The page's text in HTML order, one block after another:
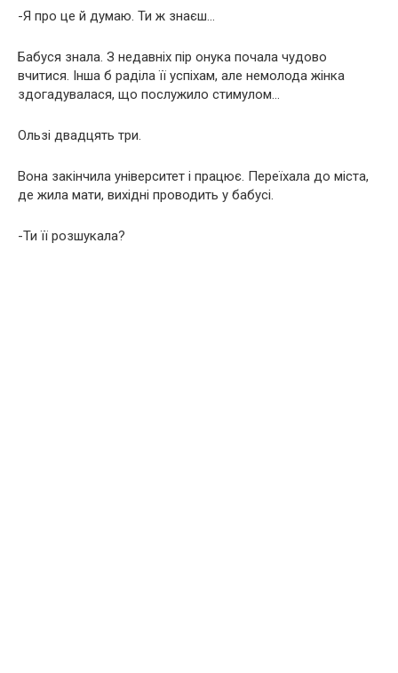
-Я про це й думаю. Ти ж знаєш…
Бабуся знала. З недавніх пір онука почала чудово
вчитися. Інша б раділа її успіхам, але немолода жінка
здогадувалася, що послужило стимулом…
Ользі двадцять три.
Вона закінчила університет і працює. Переїхала до міста,
де жила мати, вихідні проводить у бабусі.
-Ти її розшукала?